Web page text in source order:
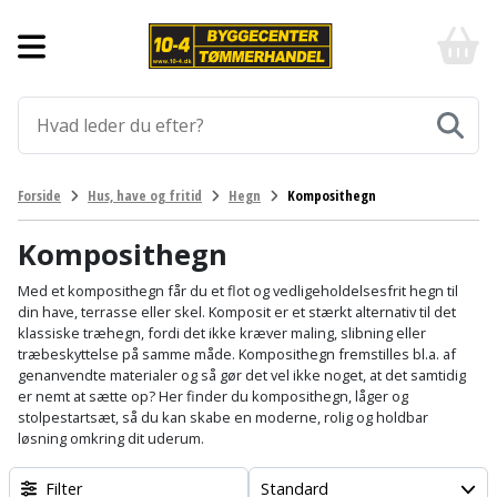
Aluprofiler
Armering
Befæstigelse
Bordplade
Byggeplader
Bygningsbeslag
Gulve
Fliser
og
klinker
Gulvtilbehør
Gulvunderlag
Gulvvarme
Laminatgulv
Værktøj
Arbejdsbuk
Arbejdsvogn
Bærehåndtag
Båndstrammer
og
Afkortersav
Afstandsmåler
Arbejdsbord
Arbejdslamper
og
Havemaskiner
Brændekløver
Buskrydder
Dykpumpe
Hus,
have
og
fritid
Affaldssortering
Maling
-
billigt
og
-
Klik
Forside Hus, have og fritid Hegn Komposithegn
Komposithegn
Med et komposithegn får du et flot og vedligeholdelsesfrit hegn til
din have, terrasse eller skel. Komposit er et stærkt alternativ til det
klassiske træhegn, fordi det ikke kræver maling, slibning eller
træbeskyttelse på samme måde. Komposithegn fremstilles bl.a. af
genanvendte materialer og så gør det vel ikke noget, at det samtidig
er nemt at sætte op? Her finder du komposithegn, låger og
stolpestartsæt, så du kan skabe en moderne, rolig og holdbar
løsning omkring dit uderum.
Filter Standard